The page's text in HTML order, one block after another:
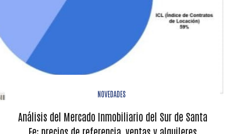
NOVEDADES
Análisis del Mercado Inmobiliario del Sur de Santa